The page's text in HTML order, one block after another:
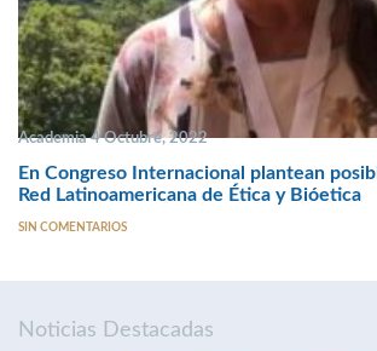
Academia 4 Octubre, 2022
En Congreso Internacional plantean
Red Latinoamericana de Ética y Bióetica
SIN COMENTARIOS
Noticias Destacadas